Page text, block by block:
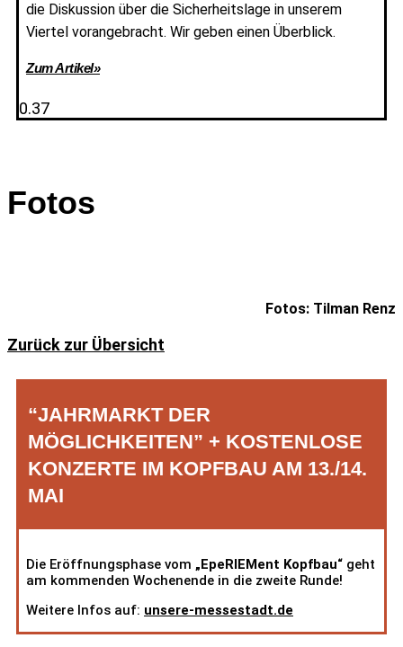
die Diskussion über die Sicherheitslage in unserem
Viertel vorangebracht. Wir geben einen Überblick.
Zum Artikel»
Fotos
Fotos: Tilman Renz
Zurück zur Übersicht
“JAHRMARKT DER
MÖGLICHKEITEN” + KOSTENLOSE
KONZERTE IM KOPFBAU AM 13./14.
MAI
Die Eröffnungsphase vom „EpeRIEMent Kopfbau“ geht
am kommenden Wochenende in die zweite Runde!
Weitere Infos auf: unsere-messestadt.de